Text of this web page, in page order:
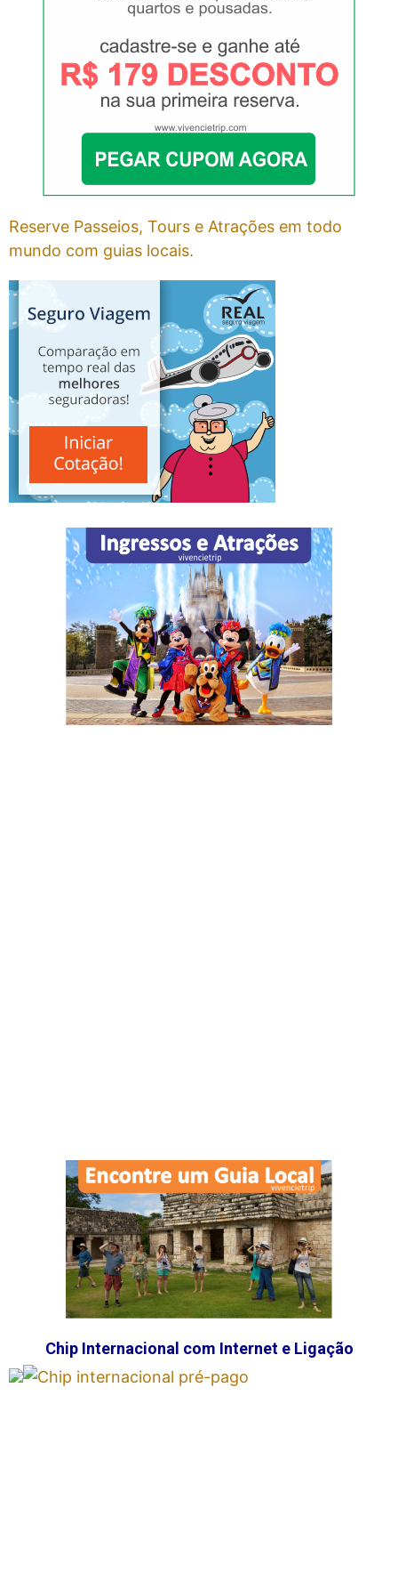
Reserve Passeios, Tours e Atrações em todo
mundo com guias locais.
Chip Internacional com Internet e Ligação